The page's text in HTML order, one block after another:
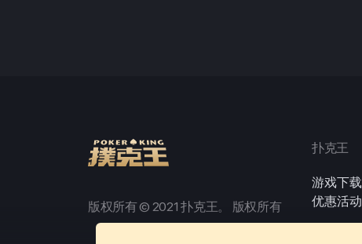
版权所有 © 2021 扑克王。 版权所有
扑克王
游戏下载
优惠活动